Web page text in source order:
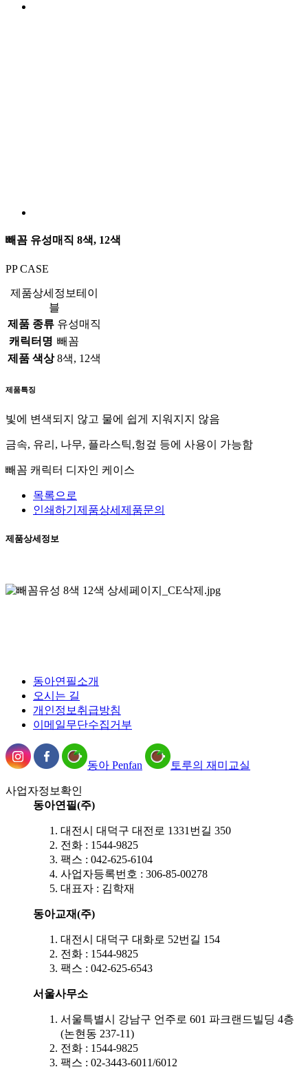
빼꼼 유성매직 8색, 12색
PP CASE
제품상세정보테이
블
제품 종류 유성매직
캐릭터명 빼꼼
제품 색상 8색, 12색
제품특징
빛에 변색되지 않고 물에 쉽게 지워지지 않음
금속, 유리, 나무, 플라스틱,헝겊 등에 사용이 가능함
빼꼼 캐릭터 디자인 케이스
목록으로
인쇄하기 제품상세 제품문의
제품상세정보
동아연필소개
오시는 길
개인정보취급방침
이메일무단수집거부
동아 Penfan 토루의 재미교실
사업자정보확인
동아연필(주)
대전시 대덕구 대전로 1331번길 350
전화 : 1544-9825
팩스 : 042-625-6104
사업자등록번호 : 306-85-00278
대표자 : 김학재
동아교재(주)
대전시 대덕구 대화로 52번길 154
전화 : 1544-9825
팩스 : 042-625-6543
서울사무소
서울특별시 강남구 언주로 601 파크랜드빌딩 4층
(논현동 237-11)
전화 : 1544-9825
팩스 : 02-3443-6011/6012